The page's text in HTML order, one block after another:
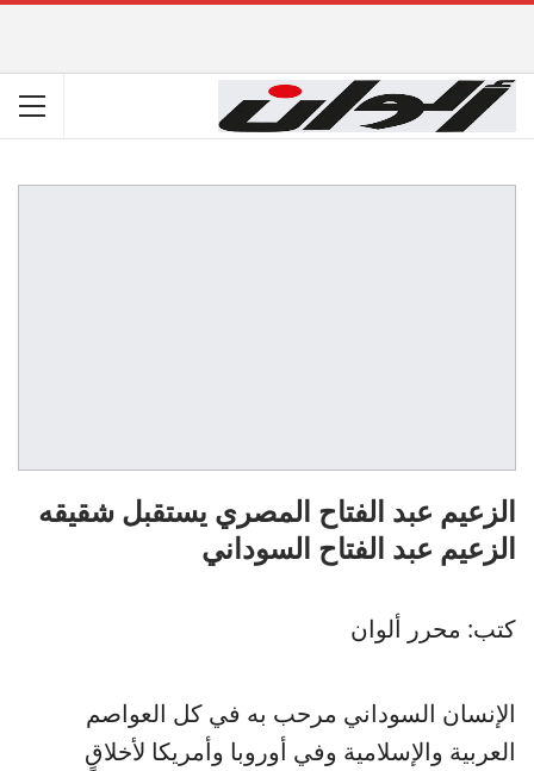
الزعيم عبد الفتاح المصري يستقبل شقيقه
الزعيم عبد الفتاح السوداني
كتب: محرر ألوان
الإنسان السوداني مرحب به في كل العواصم
العربية والإسلامية وفي أوروبا وأمريكا لأخلاقٍ